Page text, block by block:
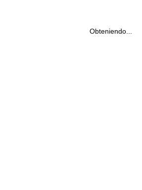
Obteniendo...